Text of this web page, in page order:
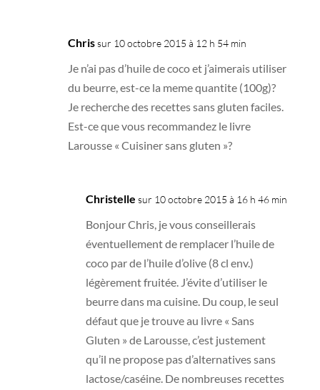
Chrissur 10 octobre 2015 à 12 h 54 min
Je n’ai pas d’huile de coco et j’aimerais utiliser
du beurre, est-ce la meme quantite (100g)?
Je recherche des recettes sans gluten faciles.
Est-ce que vous recommandez le livre
Larousse « Cuisiner sans gluten »?
Christelle sur 10 octobre 2015 à 16 h 46 min
Bonjour Chris, je vous conseillerais
éventuellement de remplacer l’huile de
coco par de l’huile d’olive (8 cl env.)
légèrement fruitée. J’évite d’utiliser le
beurre dans ma cuisine. Du coup, le seul
défaut que je trouve au livre « Sans
Gluten » de Larousse, c’est justement
qu’il ne propose pas d’alternatives sans
lactose/caséine. De nombreuses recettes